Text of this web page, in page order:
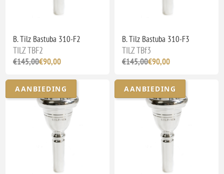
B. Tilz Bastuba 310-F2
TILZ TBF2
€145,00€90,00
B. Tilz Bastuba 310-F3
TILZ TBf3
€145,00€90,00
AANBIEDING AANBIEDING